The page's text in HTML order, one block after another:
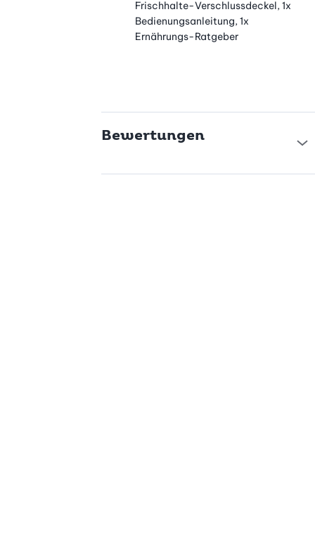
Frischhalte-Verschlussdeckel, 1x
Bedienungsanleitung, 1x
Ernährungs-Ratgeber
Bewertungen